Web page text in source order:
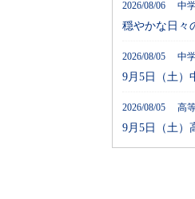
2026/08/06 中
穏やかな日々
2026/08/05 中
9月5日（土）
2026/08/05 高
9月5日（土）